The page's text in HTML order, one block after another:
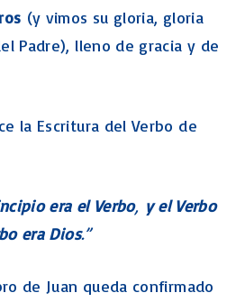
(y vimos su gloria, gloria
Padre), lleno de gracia y de
la Escritura del Verbo de
era el Verbo, y el Verbo
era Dios.”
de Juan queda confirmado